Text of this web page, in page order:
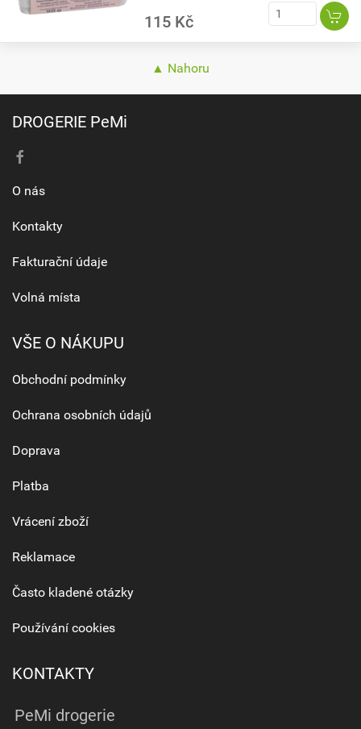
115 Kč
▲ Nahoru
DROGERIE PeMi
O nás
Kontakty
Fakturační údaje
Volná místa
VŠE O NÁKUPU
Obchodní podmínky
Ochrana osobních údajů
Doprava
Platba
Vrácení zboží
Reklamace
Často kladené otázky
Používání cookies
KONTAKTY
PeMi drogerie